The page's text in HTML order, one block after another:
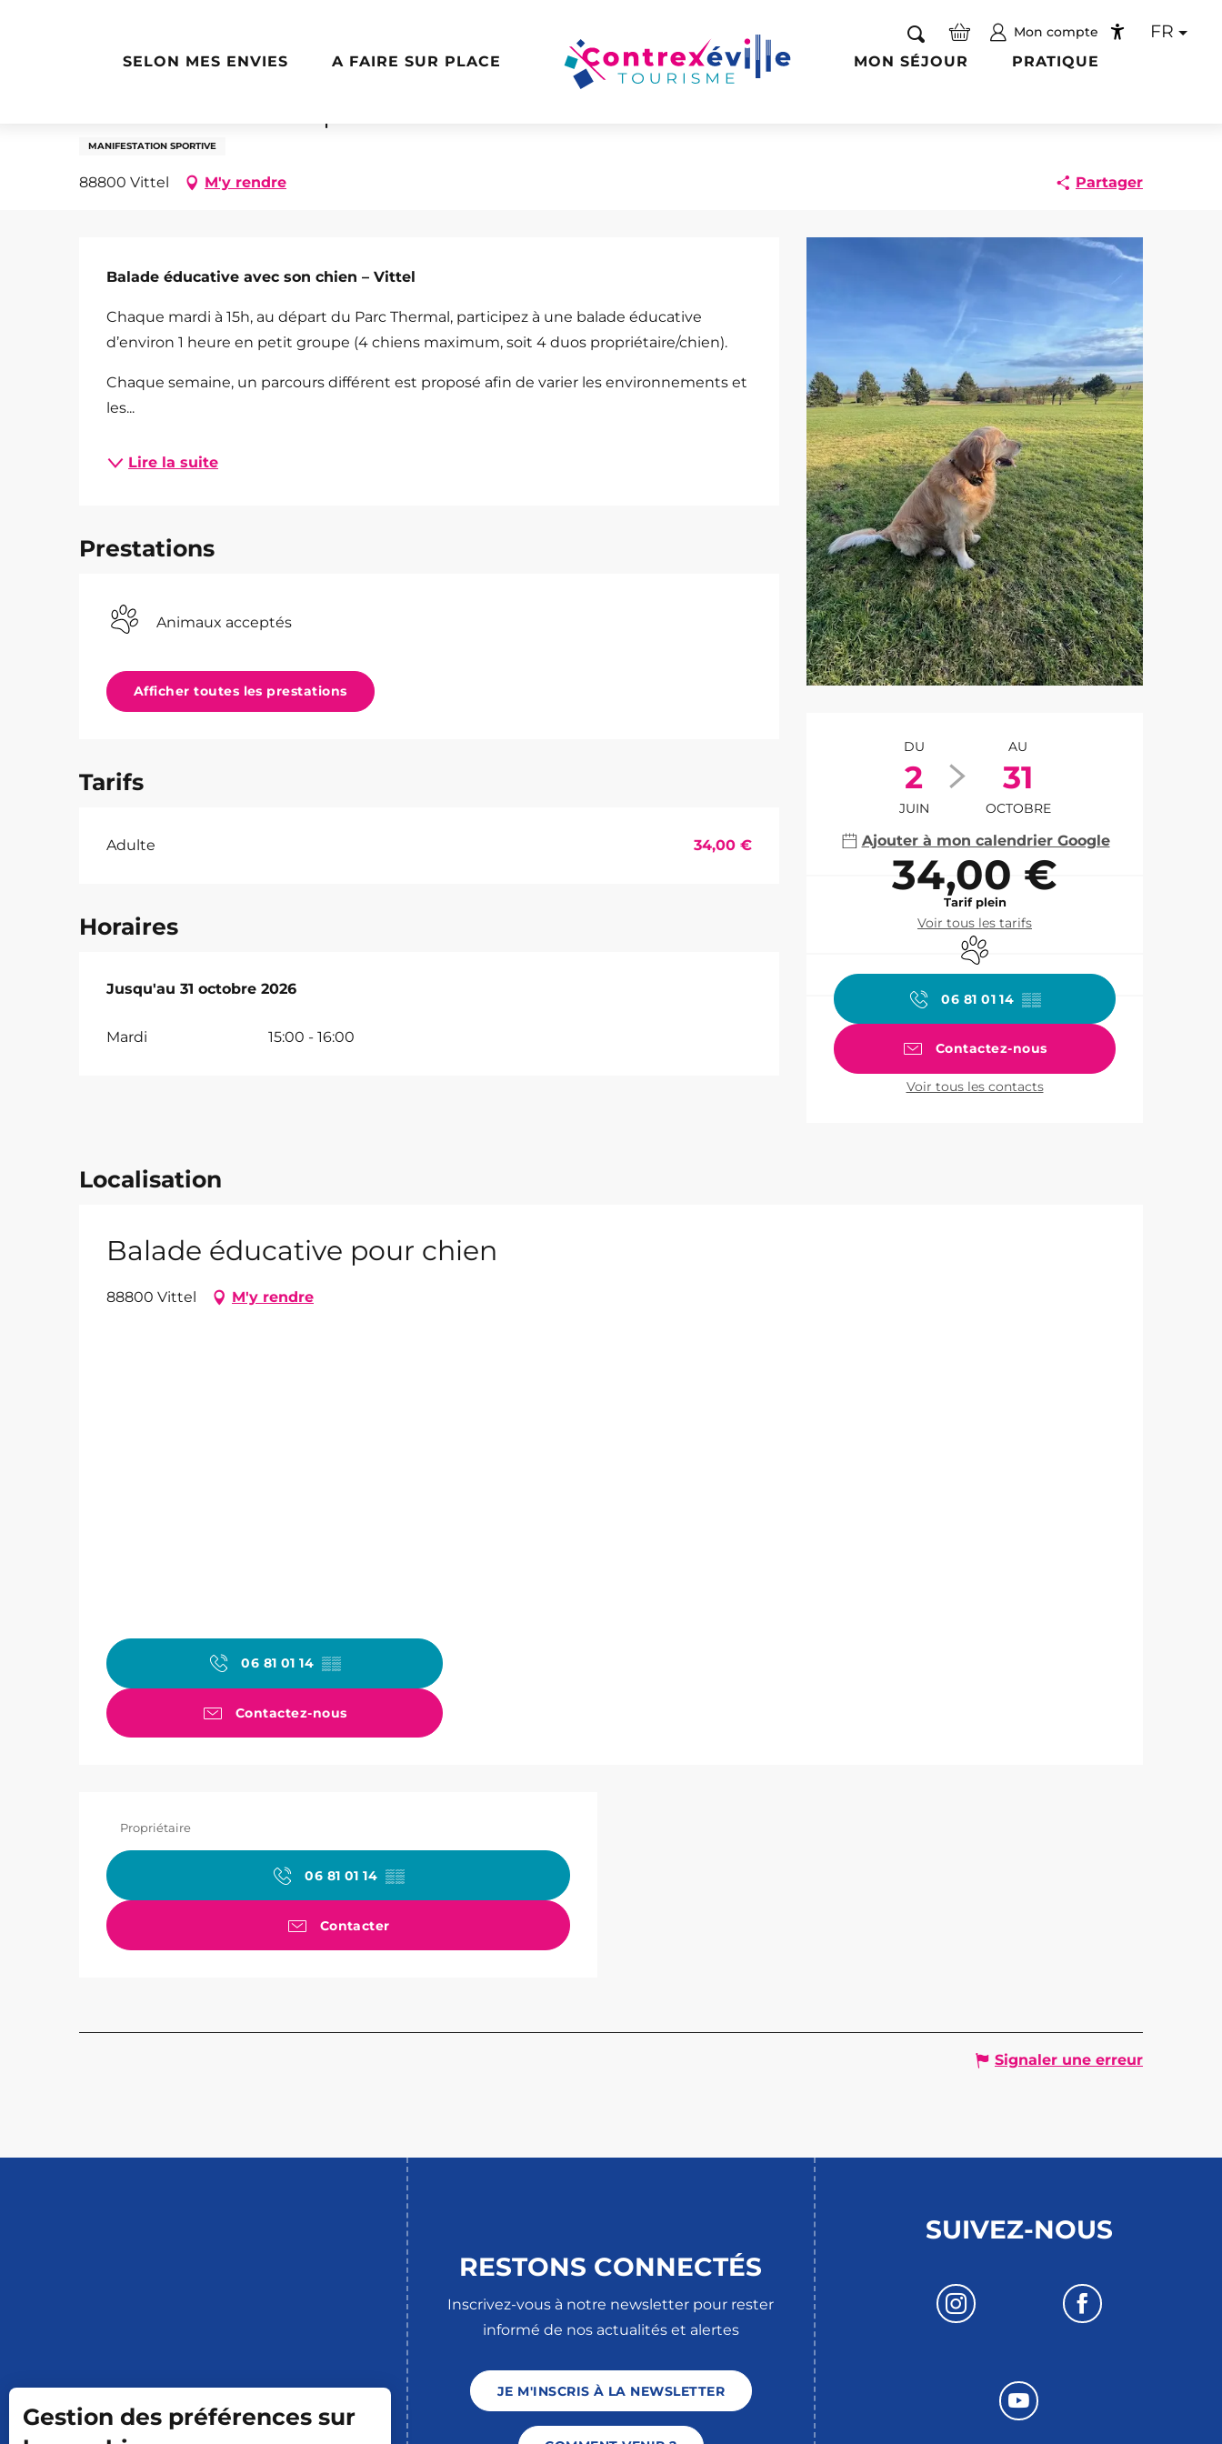
Mon compte
Recherche
FR
SELON MES ENVIES A FAIRE SUR PLACE MON SÉJOUR PRATIQUE
MANIFESTATION SPORTIVE
88800 Vittel M'y rendre Partager
Ouverture et
DU
2
JUIN
AU
31
OCTOBRE
Ajouter à mon calendrier Google
34,00 €
Tarif plein
Voir tous les tarifs
Animaux acceptés
06 81 01 14▒▒
Contactez-nous
Voir tous les contacts
Description
Balade éducative avec son chien – Vittel
Chaque mardi à 15h, au départ du Parc Thermal, participez à une balade éducative
d’environ 1 heure en petit groupe (4 chiens maximum, soit 4 duos propriétaire/chien).
Chaque semaine, un parcours différent est proposé afin de varier les environnements et
les...
Lire la suite
Prestations
Animaux acceptés
Afficher toutes les prestations
Tarifs
Adulte 34,00 €
Horaires
Du2 juin 2026au31 octobre 2026
Jusqu'au 31 octobre 2026
Mardi 15:00 - 16:00
Localisation
Balade éducative pour chien
88800 Vittel M'y rendre
06 81 01 14▒▒
Contactez-nous
Propriétaire
06 81 01 14▒▒
Contacter
Signaler une erreur
RESTONS CONNECTÉS
Inscrivez-vous à notre newsletter pour rester
informé de nos actualités et alertes
JE M'INSCRIS À LA NEWSLETTER
SUIVEZ-NOUS
Gestion des préférences sur